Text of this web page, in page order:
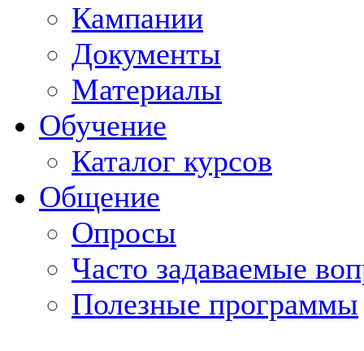
Кампании
Документы
Материалы
Обучение
Каталог курсов
Общение
Опросы
Часто задаваемые
Полезные программы